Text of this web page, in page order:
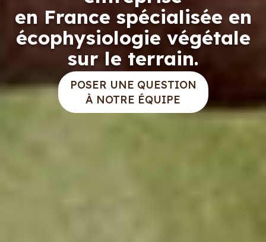
cultive vos projets
pour que vous récoltiez
votre pérennité.
POSER UNE QUESTION
À NOTRE ÉQUIPE